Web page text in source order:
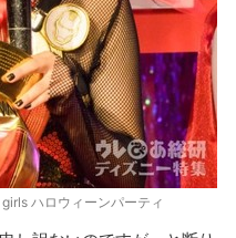
ハロウィーンパーティ